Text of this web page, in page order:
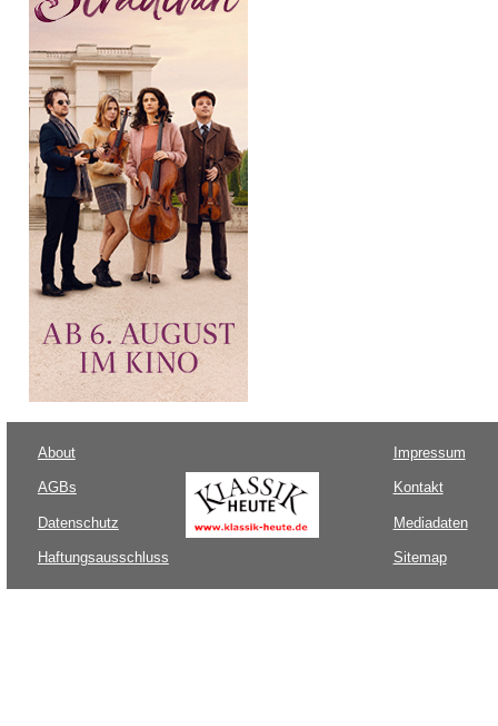
About
AGBs
Datenschutz
Haftungsausschluss
Impressum
Kontakt
Mediadaten
Sitemap